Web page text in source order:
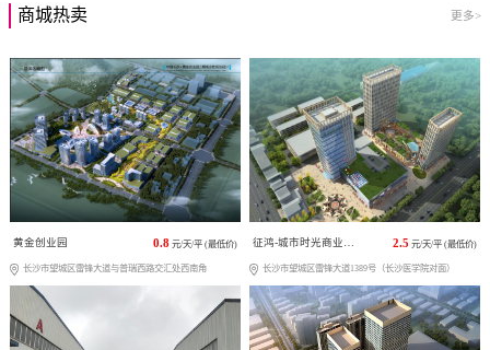
商城热卖 更多>
黄金创业园 0.8 元/天/平 (最低价)
长沙市望城区雷锋大道与普瑞西路交汇处西南角
征鸿-城市时光商业广场 2.5 元/天/平 (最低价)
长沙市望城区雷锋大道1389号（长沙医学院对面）